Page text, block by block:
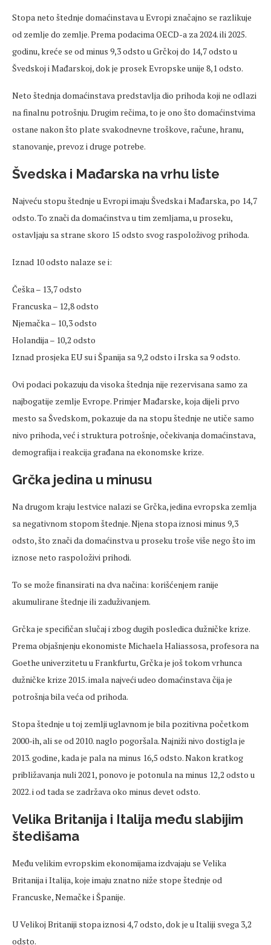
Stopa neto štednje domaćinstava u Evropi značajno se razlikuje
od zemlje do zemlje. Prema podacima OECD-a za 2024. ili 2025.
godinu, kreće se od minus 9,3 odsto u Grčkoj do 14,7 odsto u
Švedskoj i Mađarskoj, dok je prosek Evropske unije 8,1 odsto.
Neto štednja domaćinstava predstavlja dio prihoda koji ne odlazi
na finalnu potrošnju. Drugim rečima, to je ono što domaćinstvima
ostane nakon što plate svakodnevne troškove, račune, hranu,
stanovanje, prevoz i druge potrebe.
Švedska i Mađarska na vrhu liste
Najveću stopu štednje u Evropi imaju Švedska i Mađarska, po 14,7
odsto. To znači da domaćinstva u tim zemljama, u proseku,
ostavljaju sa strane skoro 15 odsto svog raspoloživog prihoda.
Iznad 10 odsto nalaze se i:
Češka – 13,7 odsto
Francuska – 12,8 odsto
Njemačka – 10,3 odsto
Holandija – 10,2 odsto
Iznad prosjeka EU su i Španija sa 9,2 odsto i Irska sa 9 odsto.
Ovi podaci pokazuju da visoka štednja nije rezervisana samo za
najbogatije zemlje Evrope. Primjer Mađarske, koja dijeli prvo
mesto sa Švedskom, pokazuje da na stopu štednje ne utiče samo
nivo prihoda, već i struktura potrošnje, očekivanja domaćinstava,
demografija i reakcija građana na ekonomske krize.
Grčka jedina u minusu
Na drugom kraju lestvice nalazi se Grčka, jedina evropska zemlja
sa negativnom stopom štednje. Njena stopa iznosi minus 9,3
odsto, što znači da domaćinstva u proseku troše više nego što im
iznose neto raspoloživi prihodi.
To se može finansirati na dva načina: korišćenjem ranije
akumulirane štednje ili zaduživanjem.
Grčka je specifičan slučaj i zbog dugih posledica dužničke krize.
Prema objašnjenju ekonomiste Michaela Haliassosa, profesora na
Goethe univerzitetu u Frankfurtu, Grčka je još tokom vrhunca
dužničke krize 2015. imala najveći udeo domaćinstava čija je
potrošnja bila veća od prihoda.
Stopa štednje u toj zemlji uglavnom je bila pozitivna početkom
2000-ih, ali se od 2010. naglo pogoršala. Najniži nivo dostigla je
2013. godine, kada je pala na minus 16,5 odsto. Nakon kratkog
približavanja nuli 2021, ponovo je potonula na minus 12,2 odsto u
2022. i od tada se zadržava oko minus devet odsto.
Velika Britanija i Italija među slabijim
štedišama
Među velikim evropskim ekonomijama izdvajaju se Velika
Britanija i Italija, koje imaju znatno niže stope štednje od
Francuske, Nemačke i Španije.
U Velikoj Britaniji stopa iznosi 4,7 odsto, dok je u Italiji svega 3,2
odsto.